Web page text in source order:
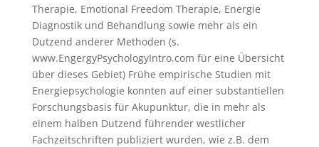
Therapie, Emotional Freedom Therapie, Energie
Diagnostik und Behandlung sowie mehr als ein
Dutzend anderer Methoden (s.
www.EngergyPsychologyIntro.com für eine Übersicht
über dieses Gebiet) Frühe empirische Studien mit
Energiepsychologie konnten auf einer substantiellen
Forschungsbasis für Akupunktur, die in mehr als
einem halben Dutzend führender westlicher
Fachzeitschriften publiziert wurden, wie z.B. dem